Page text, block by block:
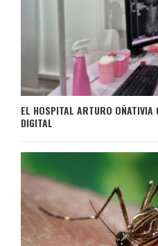
EL HOSPITAL ARTURO OÑATIVIA
DIGITAL